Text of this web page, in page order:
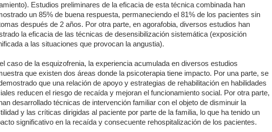
Estudios preliminares de la eficacia de esta técnica combinada han
un 85% de buena respuesta, permaneciendo el 81% de los pacientes sin
después de 2 años. Por otra parte, en agorafobia, diversos estudios han
la eficacia de las técnicas de desensibilización sistemática (exposición
a las situaciones que provocan la angustia).
caso de la esquizofrenia, la experiencia acumulada en diversos estudios
que existen dos áreas donde la psicoterapia tiene impacto. Por una parte, se
que una relación de apoyo y estrategias de rehabilitación en habilidades
reducen el riesgo de recaída y mejoran el funcionamiento social. Por otra parte,
desarrollado técnicas de intervención familiar con el objeto de disminuir la
y las críticas dirigidas al paciente por parte de la familia, lo que ha tenido un
significativo en la recaída y consecuente rehospitalización de los pacientes.